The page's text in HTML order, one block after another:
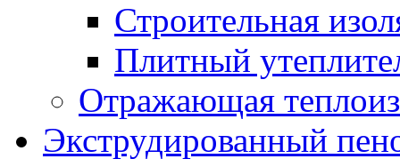
Строительная
Плитный
Отражающая
Экструдированный